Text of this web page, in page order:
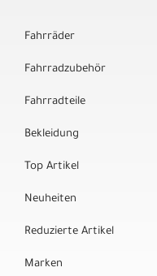
Fahrräder
Fahrradzubehör
Fahrradteile
Bekleidung
Top Artikel
Neuheiten
Reduzierte Artikel
Marken